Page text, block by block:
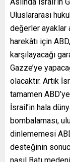
Uluslararası
değerler ayaklar
harekâtı için
karşılayacağı
Gazze’ye
olacaktır. Artık
tamamen
İsrail’in hala
bombalaması,
dinlememesi
desteğinin